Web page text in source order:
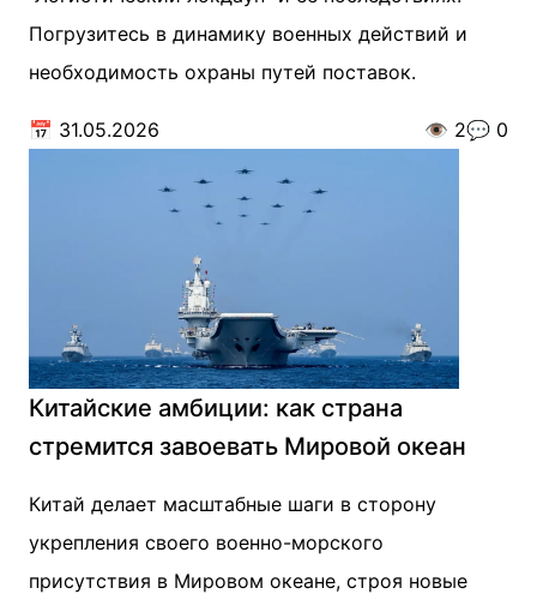
Погрузитесь в динамику военных действий и
необходимость охраны путей поставок.
📅 31.05.2026 👁️ 2💬 0
Китайские амбиции: как страна
стремится завоевать Мировой океан
Китай делает масштабные шаги в сторону
укрепления своего военно-морского
присутствия в Мировом океане, строя новые